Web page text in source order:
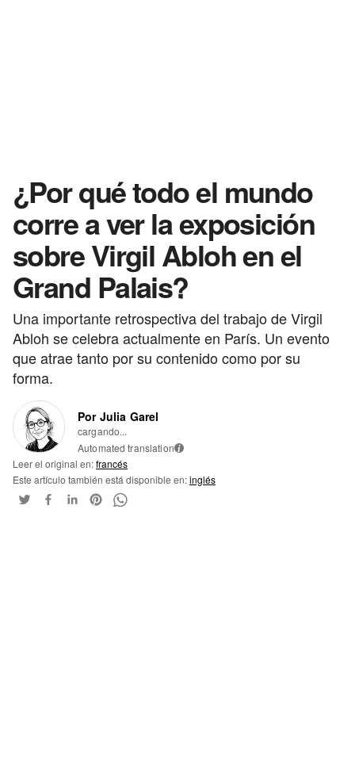
¿Por qué todo el mundo
corre a ver la exposición
sobre Virgil Abloh en el
Grand Palais?
Una importante retrospectiva del trabajo de Virgil
Abloh se celebra actualmente en París. Un evento
que atrae tanto por su contenido como por su
forma.
Por Julia Garel
cargando...
Automated translation i
Leer el original en:francés
Este artículo también está disponible en:inglés